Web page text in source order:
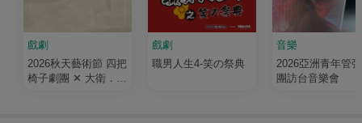
戲劇
2026秋天藝術節 四把
椅子劇團 ✕ 大衛．吉
戲劇
職男人生4-笑の祭典
音樂
2026亞洲青年管
團訪台音樂會